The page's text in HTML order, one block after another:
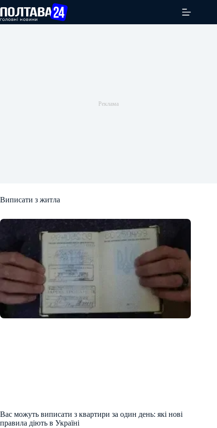
вмісту
Виписати з житла
Вас можуть виписати з квартири за один день: які нові
правила діють в Україні